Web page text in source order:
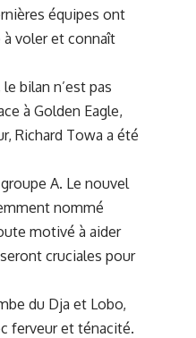
équipes‍ ont
à voler et connaît
bilan‌ n’est pas
à Golden Eagle,‌
Richard Towa a été
A. Le nouvel
nommé
motivé⁣ à aider
cruciales pour⁤
du ‍Dja ⁣et Lobo,
ferveur et ténacité.